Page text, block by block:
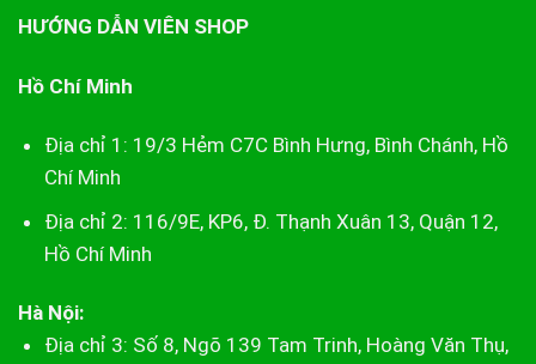
HƯỚNG DẪN VIÊN SHOP
Hồ Chí Minh
Địa chỉ 1: 19/3 Hẻm C7C Bình Hưng, Bình Chánh, Hồ
Chí Minh
Địa chỉ 2: 116/9E, KP6, Đ. Thạnh Xuân 13, Quận 12,
Hồ Chí Minh
Hà Nội:
Địa chỉ 3: Số 8, Ngõ 139 Tam Trinh, Hoàng Văn Thụ,